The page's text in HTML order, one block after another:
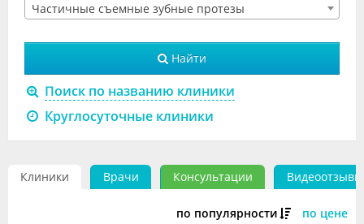
Объявления
Форум
Клиники
Частичные съемные зубные протезы
Найти
Поиск по названию клиники
Круглосуточные клиники
Клиники Врачи Консультации Видеоотзывы
по популярности по цене